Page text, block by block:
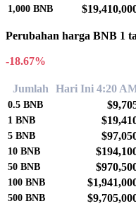
1,000 BNB
Perubahan harga BNB 1
-18.67%
Jumlah Hari Ini 4:20
0.5 BNB
1 BNB
5 BNB
10 BNB
50 BNB
100 BNB
500 BNB